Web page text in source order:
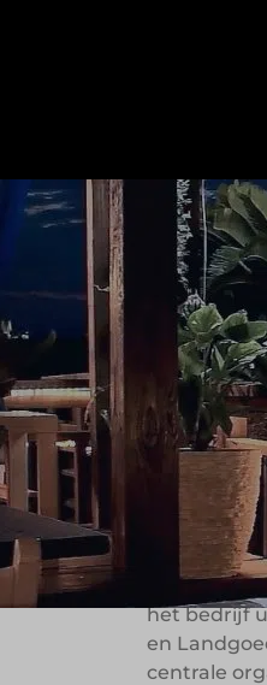
Hoscom is
van
Hoscom
en
visie
Hoscom
het bedrijf
en
centrale